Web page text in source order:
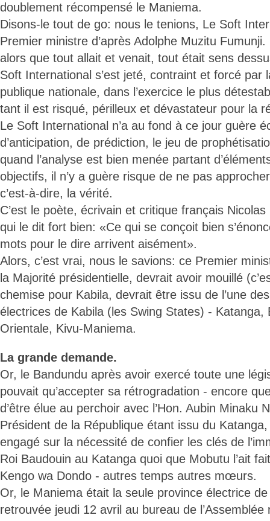
doublement récompensé le Maniema.
Disons-le tout de go: nous le tenions, Le Soft
Premier ministre d’après Adolphe Muzitu
alors que tout allait et venait, tout était sens
Soft International s’est jeté, contraint et forcé par
publique nationale, dans l’exercice le plus
tant il est risqué, périlleux et dévastateur pour la
Le Soft International n’a au fond à ce jour guère
d’anticipation, de prédiction, le jeu de
quand l’analyse est bien menée partant
objectifs, il n’y a guère risque de ne pas
c’est-à-dire, la vérité.
C’est le poète, écrivain et critique français
qui le dit fort bien: «Ce qui se conçoit bien
mots pour le dire arrivent aisément».
Alors, c’est vrai, nous le savions: ce Premier
la Majorité présidentielle, devrait avoir mouillé
chemise pour Kabila, devrait être issu de l’une
électrices de Kabila (les Swing States) - Katanga,
Orientale, Kivu-Maniema.
La grande demande.
Or, le Bandundu après avoir exercé toute une
pouvait qu’accepter sa rétrogradation - encore
d’être élue au perchoir avec l’Hon. Aubin Minaku
Président de la République étant issu du
engagé sur la nécessité de confier les clés de
Roi Baudouin au Katanga quoi que Mobutu l’ait
Kengo wa Dondo - autres temps autres mœurs.
Or, le Maniema était la seule province électrice
retrouvée jeudi 12 avril au bureau de